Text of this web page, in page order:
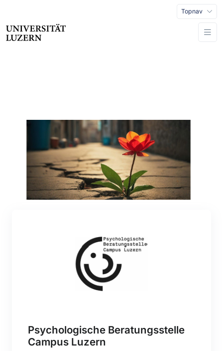
Topnav
Psychologische Beratungsstelle
Campus Luzern